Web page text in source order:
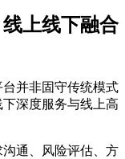
上线下融合
并非固守传统模式
深度服务与线上高
通、风险评估、方